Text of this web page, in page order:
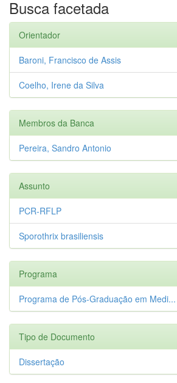
Busca facetada
Orientador
Baroni, Francisco de Assis
Coelho, Irene da Silva
Membros da Banca
Pereira, Sandro Antonio
Assunto
PCR-RFLP
Sporothrix brasiliensis
Programa
Programa de Pós-Graduação em Medi...
Tipo de Documento
Dissertação